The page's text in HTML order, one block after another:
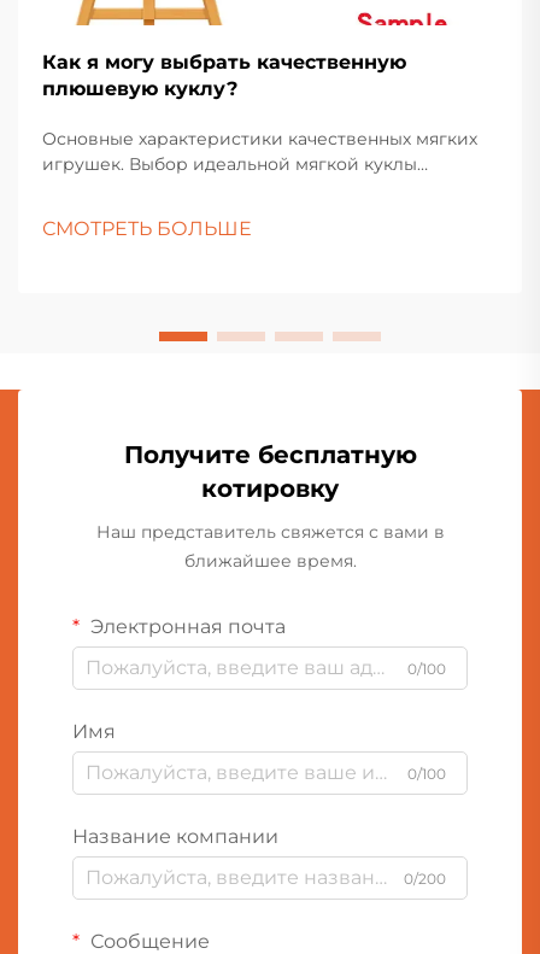
Как я могу выбрать качественную
плюшевую куклу?
Основные характеристики качественных мягких
игрушек. Выбор идеальной мягкой куклы
игрушки занимают особое место как в детских
СМОТРЕТЬ БОЛЬШЕ
Получите бесплатную
котировку
Наш представитель свяжется с вами в
ближайшее время.
Электронная почта
0/100
Имя
0/100
Название компании
0/200
Сообщение